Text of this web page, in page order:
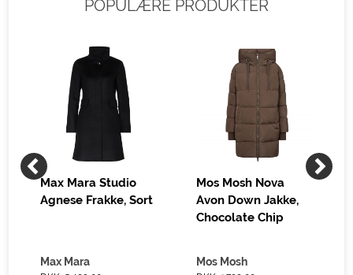
POPULÆRE PRODUKTER
Max Mara Studio
Agnese Frakke, Sort
Max Mara
Mos Mosh Nova
Avon Down Jakke,
Chocolate Chip
Mos Mosh